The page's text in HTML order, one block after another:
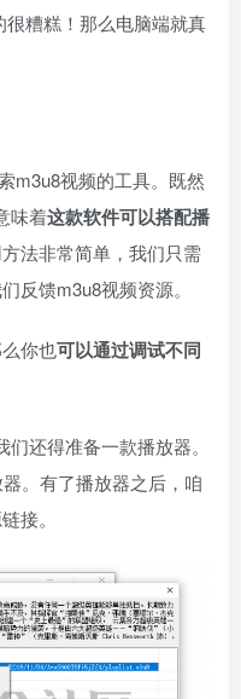
糟糕！那么电脑端就真
m3u8视频的工具。既然
味着这款软件可以搭配播
法非常简单，我们只需
反馈m3u8视频资源。
你也可以通过调试不同
还得准备一款播放器。
。有了播放器之后，咱
接。